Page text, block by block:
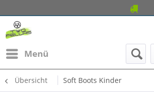
Menü
Übersicht Soft Boots Kinder